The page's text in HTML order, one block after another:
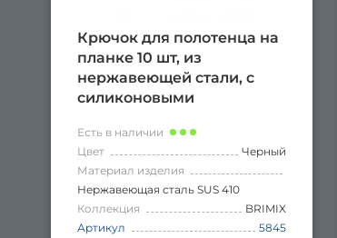
Крючок для полотенца на
планке 10 шт, из
нержавеющей стали, с
силиконовыми
черный
Есть в наличии
Цвет
Черный
Материал изделия
Нержавеющая сталь SUS 410
Коллекция
BRIMIX
Артикул
5845